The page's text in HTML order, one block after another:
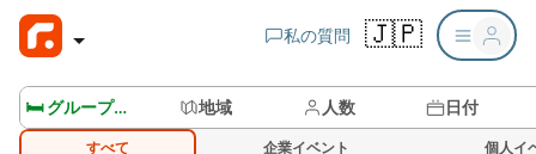
私の質問 🇯🇵
🛏️ グループルームを見る 地域 人数 日付
すべて 企業イベント 個人イ